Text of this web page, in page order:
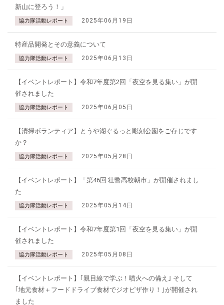
新山に登ろう！」
協力隊活動レポート 2025年06月19日
特産品開発とその意義について
協力隊活動レポート 2025年06月13日
【イベントレポート】令和7年度第2回「夜空を見る集い」が開
催されました
協力隊活動レポート 2025年06月05日
【清掃ボランティア】とうや湖ぐるっと彫刻公園をご存じです
か？
協力隊活動レポート 2025年05月28日
【イベントレポート】「第46回 壮瞥高校朝市」が開催されまし
た
協力隊活動レポート 2025年05月14日
【イベントレポート】令和7年度第1回「夜空を見る集い」が開
催されました
協力隊活動レポート 2025年05月08日
【イベントレポート】｢親目線で学ぶ！噴火への備え｣ そして
｢地元食材＋フードドライブ食材でジオピザ作り！｣が開催され
ました